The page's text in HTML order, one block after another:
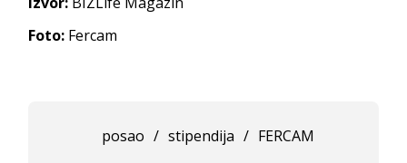
Foto: Fercam
posao / stipendija / FERCAM